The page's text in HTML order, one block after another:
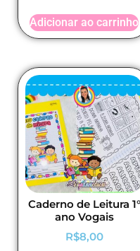
Adicionar ao carrinho
Caderno de Leitura 1°
ano Vogais
R$8,00